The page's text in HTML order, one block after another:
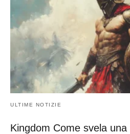
ULTIME NOTIZIE
Kingdom Come svela